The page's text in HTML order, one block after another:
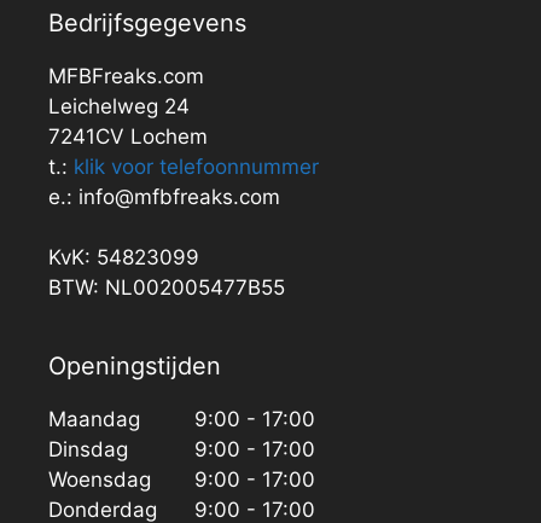
Bedrijfsgegevens
MFBFreaks.com
Leichelweg 24
7241CV Lochem
t.: klik voor telefoonnummer
e.: info@mfbfreaks.com
KvK: 54823099
BTW: NL002005477B55
Openingstijden
Maandag
Dinsdag
Woensdag
Donderdag
9:00 - 17:00
9:00 - 17:00
9:00 - 17:00
9:00 - 17:00